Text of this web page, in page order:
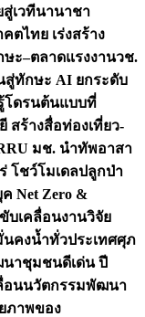
เวทีนานาชา
ไทย เร่งสร้าง
ษะ–ตลาดแรงงานวช.
สู่ทักษะ AI ยกระดับ
โดรนต้นแบบที่
สร้างสื่อท่องเที่ยว-
มช. นำทัพอาสา
โชว์โมเดลปลูกป่า
Net Zero &
บเคลื่อนงานวิจัย
คงน้ำทั่วประเทศศุภ
าชุมชนดีเด่น ปี
อนนวัตกรรมพัฒนา
ภาพของ